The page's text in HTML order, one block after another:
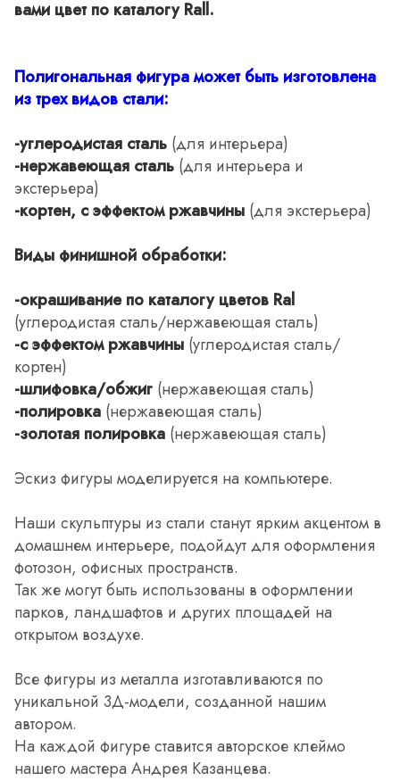
вами цвет по каталогу Rall.
Полигональная фигура может быть изготовлена
из трех видов стали:
-углеродистая сталь (для интерьера)
-нержавеющая сталь (для интерьера и
экстерьера)
-кортен, с эффектом ржавчины (для экстерьера)
Виды финишной обработки:
-окрашивание по каталогу цветов Ral
(углеродистая сталь/нержавеющая сталь)
-с эффектом ржавчины (углеродистая сталь/
кортен)
-шлифовка/обжиг (нержавеющая сталь)
-полировка (нержавеющая сталь)
-золотая полировка (нержавеющая сталь)
Эскиз фигуры моделируется на компьютере.
Наши скульптуры из стали станут ярким акцентом в
домашнем интерьере, подойдут для оформления
фотозон, офисных пространств.
Так же могут быть использованы в оформлении
парков, ландшафтов и других площадей на
открытом воздухе.
Все фигуры из металла изготавливаются по
уникальной 3Д-модели, созданной нашим
автором.
На каждой фигуре ставится авторское клеймо
нашего мастера Андрея Казанцева.